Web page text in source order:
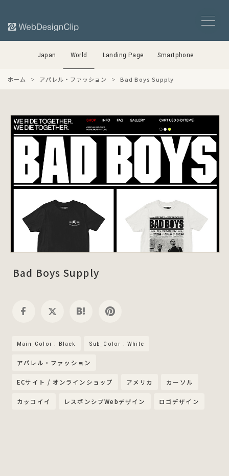
Japan World Landing Page Smartphone
ホーム アパレル・ファッション Bad Boys Supply
Bad Boys Supply
Main_Color : Black Sub_Color : White
アパレル・ファッション
ECサイト / オンラインショップ アメリカ カーソル
カッコイイ レスポンシブWebデザイン ロゴデザイン